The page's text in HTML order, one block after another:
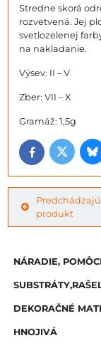
Stredne skorá
rozvetvená. Jej
svetlozelenej
na nakladanie.
Výsev: II – V
Zber: VII – X
Gramáž: 1,5g
FacebookTwitter
produkt
NÁRADIE,
DEKORAČNÉ
HNOJIVÁ